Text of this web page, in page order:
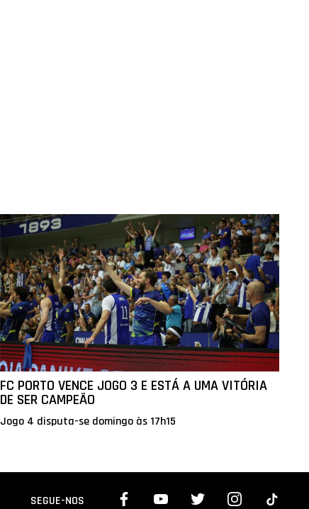
FC PORTO VENCE JOGO 3 E ESTÁ A UMA VITÓRIA
DE SER CAMPEÃO
Jogo 4 disputa-se domingo às 17h15
SEGUE-NOS